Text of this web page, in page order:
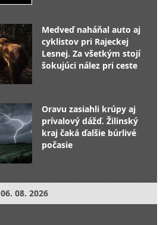
Medveď naháňal auto aj
cyklistov pri Rajeckej
Lesnej. Za všetkým stojí
šokujúci nález pri ceste
Oravu zasiahli krúpy aj
prívalový dážď. Žilinský
kraj čaká ďalšie búrlivé
počasie
06. 08. 2026